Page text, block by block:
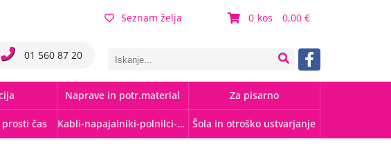
0 0,00
Seznam želja
01 560 87 20
Naprave in potr.material Za pisarno
čas Kabli-napajalniki-polnilci-hubi Šola in otroško ustvarjanje